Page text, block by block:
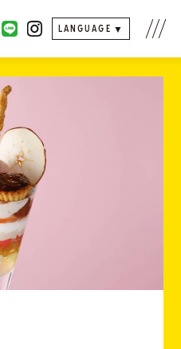
LANGUAGE